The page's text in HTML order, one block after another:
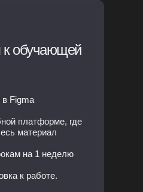
к обучающей
в Figma
платформе, где
материал
на 1 неделю
к работе.